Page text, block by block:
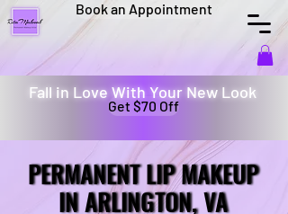
Book an Appointment
Fall in Love With Your New Look
Get $70 Off
PERMANENT LIP MAKEUP
IN ARLINGTON, VA
PERMANENT LIP MAKEUP
IN ARLINGTON, VA